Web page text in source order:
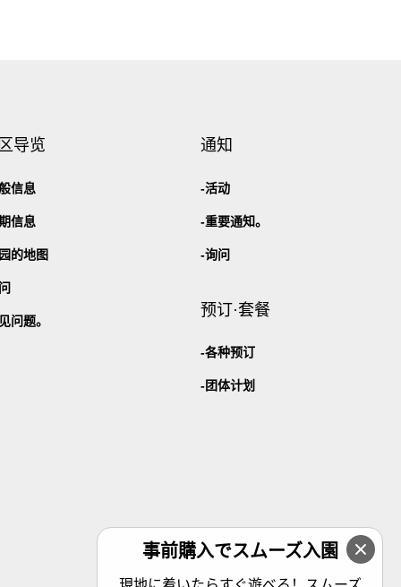
导览
信息
信息
的地图
问题。
通知
活动
重要通知。
询问
预订·套餐
各种预订
团体计划
事前購入でスムーズ入園